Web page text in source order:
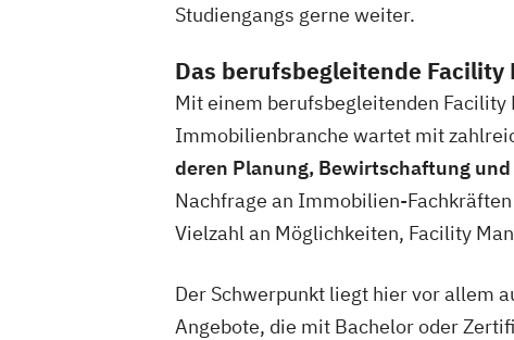
Studiengangs gerne weiter.
Das berufsbegleitende Facility
Mit einem berufsbegleitenden Facility
Immobilienbranche wartet mit
deren Planung, Bewirtschaftung
Nachfrage an Immobilien-
Vielzahl an Möglichkeiten, Facility
Der Schwerpunkt liegt hier vor allem
Angebote, die mit Bachelor oder